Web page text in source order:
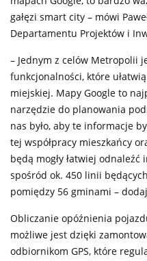
gałęzi smart city – mówi
Departamentu Projektów i
– Jednym z celów Metropolii
funkcjonalności, które
miejskiej. Mapy Google to
narzędzie do planowania
nas było, aby te informacje
tej współpracy mieszkańcy
będą mogły łatwiej
spośród ok. 450 linii
pomiędzy 56 gminami –
Obliczanie opóźnienia
możliwe jest dzięki
odbiornikom GPS, które